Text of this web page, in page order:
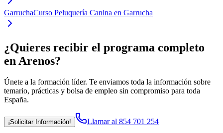
GarruchaCurso Peluquería Canina en Garrucha
¿Quieres recibir el programa completo
en Arenos?
Únete a la formación líder. Te enviamos toda la información sobre
temario, prácticas y bolsa de empleo sin compromiso para toda
España.
¡Solicitar Información! Llamar al 854 701 254